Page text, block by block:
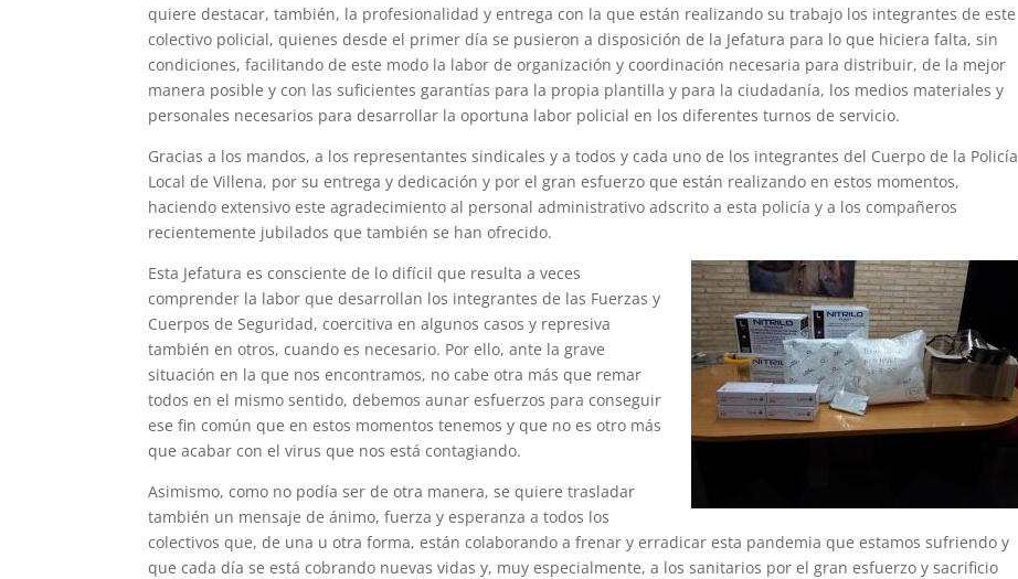
quiere destacar, también, la profesionalidad y entrega con la que están realizando su trabajo los integrantes de este
colectivo policial, quienes desde el primer día se pusieron a disposición de la Jefatura para lo que hiciera falta, sin
condiciones, facilitando de este modo la labor de organización y coordinación necesaria para distribuir, de la mejor
manera posible y con las suficientes garantías para la propia plantilla y para la ciudadanía, los medios materiales y
personales necesarios para desarrollar la oportuna labor policial en los diferentes turnos de servicio.
Gracias a los mandos, a los representantes sindicales y a todos y cada uno de los integrantes del Cuerpo de la Policía
Local de Villena, por su entrega y dedicación y por el gran esfuerzo que están realizando en estos momentos,
haciendo extensivo este agradecimiento al personal administrativo adscrito a esta policía y a los compañeros
recientemente jubilados que también se han ofrecido.
Esta Jefatura es consciente de lo difícil que resulta a veces
comprender la labor que desarrollan los integrantes de las Fuerzas y
Cuerpos de Seguridad, coercitiva en algunos casos y represiva
también en otros, cuando es necesario. Por ello, ante la grave
situación en la que nos encontramos, no cabe otra más que remar
todos en el mismo sentido, debemos aunar esfuerzos para conseguir
ese fin común que en estos momentos tenemos y que no es otro más
que acabar con el virus que nos está contagiando.
Asimismo, como no podía ser de otra manera, se quiere trasladar
también un mensaje de ánimo, fuerza y esperanza a todos los
colectivos que, de una u otra forma, están colaborando a frenar y erradicar esta pandemia que estamos sufriendo y
que cada día se está cobrando nuevas vidas y, muy especialmente, a los sanitarios por el gran esfuerzo y sacrificio